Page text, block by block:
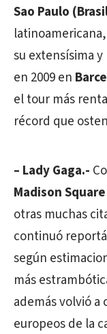
Sao Paulo
su extensísima
en 2009 en
el tour más
récord que
– Lady Gaga.-
Madison
otras muchas
continuó
según
más
además volvió
europeos de la